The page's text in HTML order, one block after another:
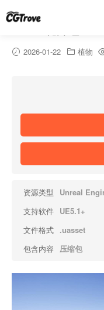
2026-01-22 植物
资源类型
Unreal
支持软件 UE5.1+
文件格式 .uasset
包含内容
压缩包